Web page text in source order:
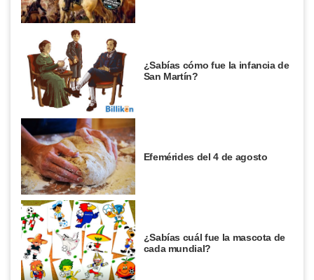
¿Sabías cómo fue la infancia de
San Martín?
Efemérides del 4 de agosto
¿Sabías cuál fue la mascota de
cada mundial?